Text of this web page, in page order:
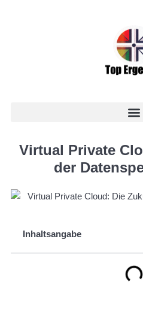
Virtual Private
der
Inhaltsangabe